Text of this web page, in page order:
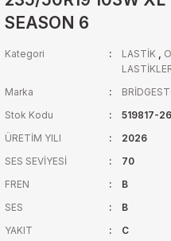
SEASON 6
Kategori LASTİK ,
Marka
Stok Kodu
519817-26
ÜRETİM YILI
2026
SES SEVİYESİ
70
FREN
B
SES
B
YAKIT
C